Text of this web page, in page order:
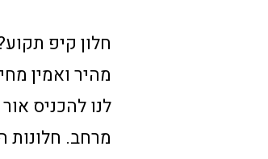
מהיר ואמין
לנו להכניס
מרחב.